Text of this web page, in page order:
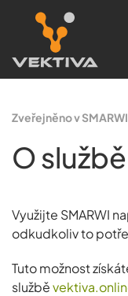
Skip to main
Zveřejněno v
O
Využijte SMARWI
odkudkoliv to
Tuto možnost
službě